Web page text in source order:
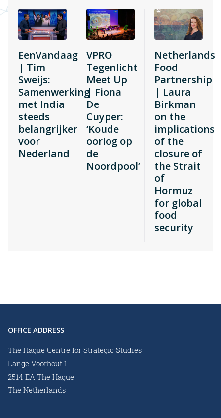
EenVandaag
| Tim
Sweijs:
Samenwerking
met India
steeds
belangrijker
voor
Nederland
VPRO
Tegenlicht
Meet Up
| Fiona
De
Cuyper:
‘Koude
oorlog op
de
Noordpool’
Netherlands
Food
Partnership
| Laura
Birkman
on the
implications
of the
closure of
the Strait
of
Hormuz
for global
food
security
OFFICE ADDRESS
The Hague Centre for Strategic Studies
Lange Voorhout 1
2514 EA The Hague
The Netherlands